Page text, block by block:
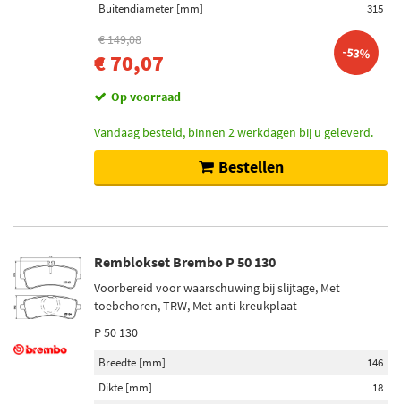
Buitendiameter [mm]
315
€ 149,08
€ 70,07 -53%
Op voorraad
Vandaag besteld, binnen 2 werkdagen bij u geleverd.
Bestellen
Remblokset Brembo P 50 130
Voorbereid voor waarschuwing bij slijtage, Met
toebehoren, TRW, Met anti-kreukplaat
P 50 130
Breedte [mm]
146
Dikte [mm]
18